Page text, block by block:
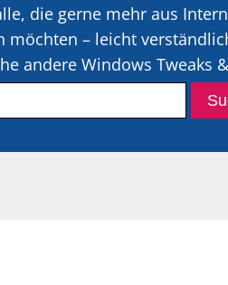
die gerne mehr aus
möchten – leicht
andere Windows Tweaks